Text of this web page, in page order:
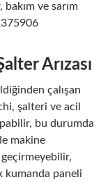
ve sarım
Arızası
çalışan
şalteri ve acil
bu durumda
makine
kumanda paneli